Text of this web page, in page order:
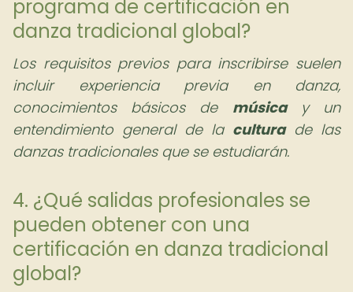
programa de certificación en
danza tradicional global?
Los requisitos previos para inscribirse suelen
incluir experiencia previa en danza,
conocimientos básicos de músicay un
entendimiento general de la culturade las
danzas tradicionales que se estudiarán.
4. ¿Qué salidas profesionales se
pueden obtener con una
certificación en danza tradicional
global?